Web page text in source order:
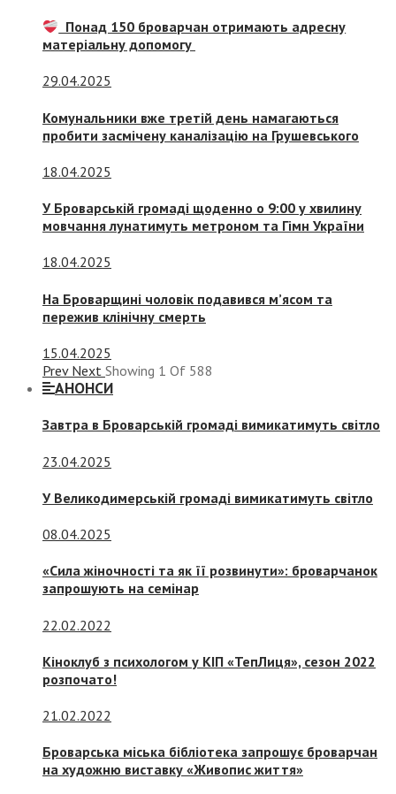
Понад 150 броварчан отримають адресну
матеріальну допомогу
29.04.2025
Комунальники вже третій день намагаються
пробити засмічену каналізацію на Грушевського
18.04.2025
У Броварській громаді щоденно о 9:00 у хвилину
мовчання лунатимуть метроном та Гімн України
18.04.2025
На Броварщині чоловік подавився м’ясом та
пережив клінічну смерть
15.04.2025
Prev Next Showing 1 Of 588
АНОНСИ
Завтра в Броварській громаді вимикатимуть світло
23.04.2025
У Великодимерській громаді вимикатимуть світло
08.04.2025
«Сила жіночності та як її розвинути»: броварчанок
запрошують на семінар
22.02.2022
Кіноклуб з психологом у КІП «ТепЛиця», сезон 2022
розпочато!
21.02.2022
Броварська міська бібліотека запрошує броварчан
на художню виставку «Живопис життя»